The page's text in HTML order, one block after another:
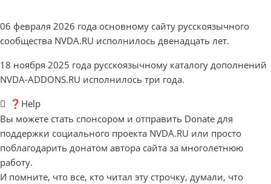
06 февраля 2026 года основному сайту русскоязычного
сообщества NVDA.RU исполнилось двенадцать лет.
18 ноября 2025 года русскоязычному каталогу дополнений
NVDA-ADDONS.RU исполнилось три года.
❓Help
Вы можете стать спонсором и отправить Donate для
поддержки социального проекта NVDA.RU или просто
поблагодарить донатом автора сайта за многолетнюю
работу.
И помните, что все, кто читал эту строчку, думали, что